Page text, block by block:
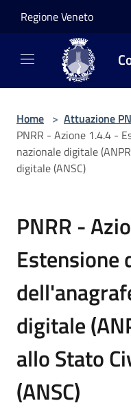
Regione Veneto
Home > Attuazione
PNRR - Azione 1.4.4 -
nazionale digitale
digitale (ANSC)
PNRR -
Estensione
digitale
allo Stato
(ANSC)